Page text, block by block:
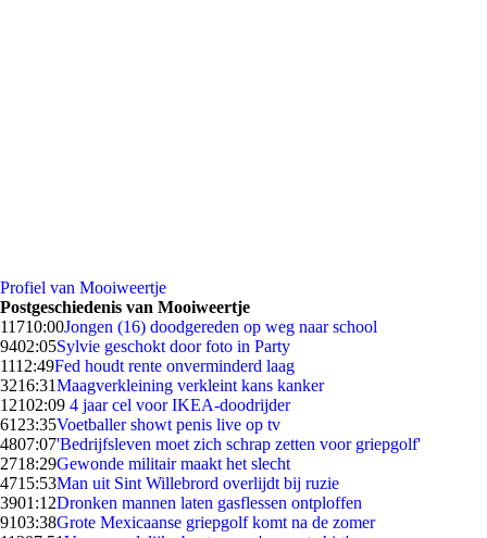
Profiel van Mooiweertje
Postgeschiedenis van Mooiweertje
11710:00Jongen (16) doodgereden op weg naar school
9402:05Sylvie geschokt door foto in Party
1112:49Fed houdt rente onverminderd laag
3216:31Maagverkleining verkleint kans kanker
12102:09 4 jaar cel voor IKEA-doodrijder
61 23:35Voetballer showt penis live op tv
4807:07'Bedrijfsleven moet zich schrap zetten voor griepgolf'
2718:29Gewonde militair maakt het slecht
4715:53Man uit Sint Willebrord overlijdt bij ruzie
3901:12Dronken mannen laten gasflessen ontploffen
9103:38Grote Mexicaanse griepgolf komt na de zomer